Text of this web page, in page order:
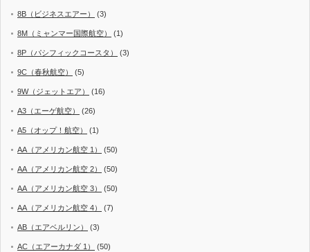
8B（ビジネスエアー） (3)
8M（ミャンマー国際航空） (1)
8P（パシフィックコースタ） (3)
9C（春秋航空） (5)
9W（ジェットエア） (16)
A3（エーゲ航空） (26)
A5（オップ！航空） (1)
AA（アメリカン航空 1） (50)
AA（アメリカン航空 2） (50)
AA（アメリカン航空 3） (50)
AA（アメリカン航空 4） (7)
AB（エアベルリン） (3)
AC（エアーカナダ 1） (50)